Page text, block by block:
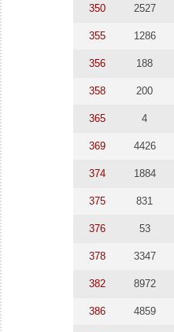
350 2527
355 1286
356 188
358 200
365 4
369 4426
374 1884
375 831
376 53
378 3347
382 8972
386 4859